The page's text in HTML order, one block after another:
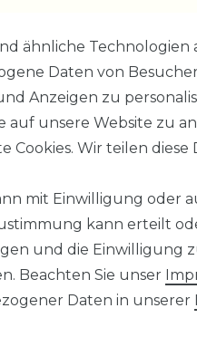
ähnliche
Daten von
Anzeigen zu
unsere Website zu
Cookies. Wir teilen
mit Einwilligung oder
kann erteilt
und die Einwilligung
Beachten Sie unser
Daten in unserer